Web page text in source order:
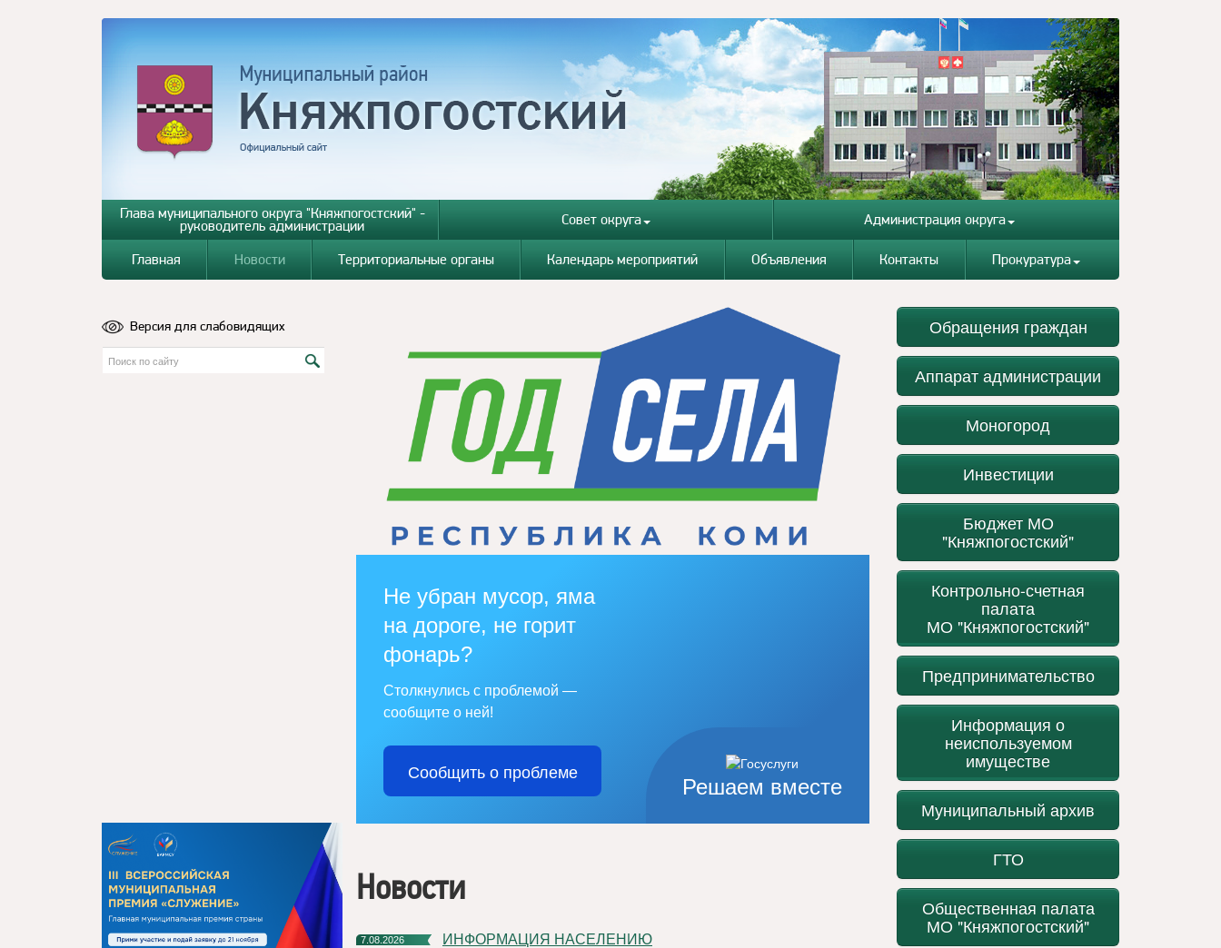
Глава муниципального округа "Княжпогостский" -
руководитель администрации Совет округа Администрация округа
Главная Новости Территориальные органы Календарь мероприятий Объявления Контакты Прокуратура
Версия для слабовидящих
Решаем вместе
Не убран мусор, яма
на дороге, не горит
фонарь?
Столкнулись с проблемой —
сообщите о ней!
Сообщить о проблеме
Новости
7.08.2026 ИНФОРМАЦИЯ НАСЕЛЕНИЮ
Обращения граждан
Аппарат администрации
Моногород
Инвестиции
Бюджет МО
"Княжпогостский"
Контрольно-счетная
палата
МО "Княжпогостский"
Предпринимательство
Информация о
неиспользуемом
имуществе
Муниципальный архив
ГТО
Общественная палата
МО "Княжпогостский"